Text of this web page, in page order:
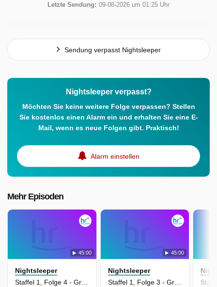
Letzte Sendung: 09-08-2026 um 01:25 Uhr
Sendung verpasst Nightsleeper
Nightsleeper verpasst?
Möchten Sie keine weitere Folge verpassen? Stellen
Sie kostenlos einen Alarm ein und erhalten Sie eine E-
Mail, wenn es neue Folgen gibt. Praktisch!
Alarm einstellen
Mehr Episoden
45:00
Nightsleeper
Staffel 1, Folge 4 - Großbritannien 2024
45:00
Nightsleeper
Staffel 1, Folge 3 - Großbritannien 2024